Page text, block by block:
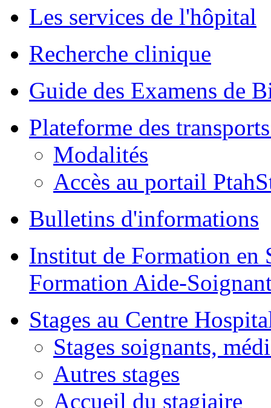
Les services de l'hôpital
Recherche clinique
Guide des Examens de
Plateforme des
Modalités
Accès au portail
Bulletins d'informations
Institut de Formation
Formation Aide-
Stages au Centre
Stages soignants,
Autres stages
Accueil du stagiaire